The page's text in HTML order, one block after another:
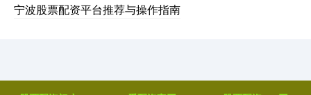
宁波股票配资平台推荐与操作指南